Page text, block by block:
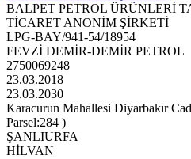
BALPET PETROL ÜRÜNLERİ
TİCARET ANONİM ŞİRKETİ
LPG-BAY/941-54/18954
FEVZİ DEMİR-DEMİR PETROL
2750069248
23.03.2018
23.03.2030
Karacurun Mahallesi Diyarbakır
Parsel:284 )
ŞANLIURFA
HİLVAN